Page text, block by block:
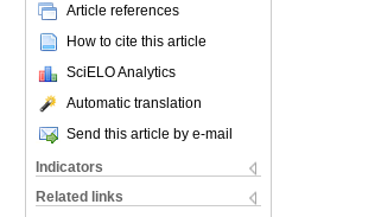
Article references
How to cite this article
SciELO Analytics
Automatic translation
Send this article by e-mail
Indicators
Related links